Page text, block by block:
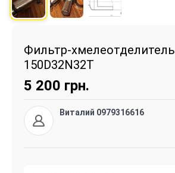
Фильтр-хмелеотделитель
150D32N32T
5 200 грн.
Виталий 0979316616